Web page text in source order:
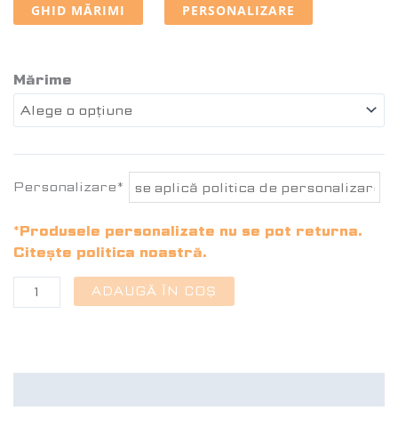
GHID MĂRIMI PERSONALIZARE
Mărime
Personalizare*
*Produsele personalizate nu se pot returna.
Citește politica noastră.
ADAUGĂ ÎN COȘ